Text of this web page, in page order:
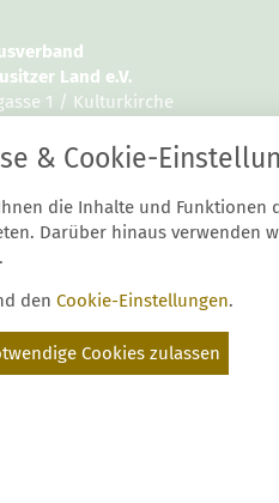
Land e.V.
1 / Kulturkirche
& Cookie-
die Inhalte und Funktionen
Darüber hinaus verwenden
den Cookie-Einstellungen.
Cookies zulassen